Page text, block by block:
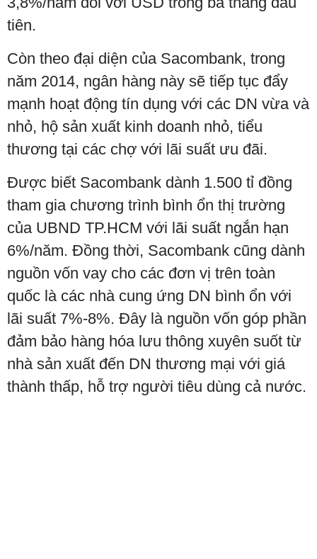
tiên.
Còn theo đại diện của Sacombank, trong
năm 2014, ngân hàng này sẽ tiếp tục đẩy
mạnh hoạt động tín dụng với các DN vừa và
nhỏ, hộ sản xuất kinh doanh nhỏ, tiểu
thương tại các chợ với lãi suất ưu đãi.
Được biết Sacombank dành 1.500 tỉ đồng
tham gia chương trình bình ổn thị trường
của UBND TP.HCM với lãi suất ngắn hạn
6%/năm. Đồng thời, Sacombank cũng dành
nguồn vốn vay cho các đơn vị trên toàn
quốc là các nhà cung ứng DN bình ổn với
lãi suất 7%-8%. Đây là nguồn vốn góp phần
đảm bảo hàng hóa lưu thông xuyên suốt từ
nhà sản xuất đến DN thương mại với giá
thành thấp, hỗ trợ người tiêu dùng cả nước.